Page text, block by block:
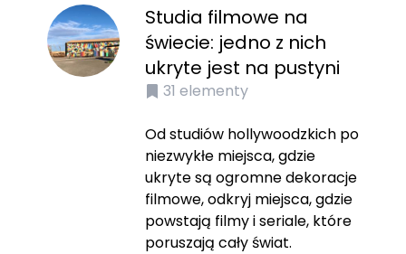
Studia filmowe na
świecie: jedno z nich
ukryte jest na pustyni
31 elementy
Od studiów hollywoodzkich po
niezwykłe miejsca, gdzie
ukryte są ogromne dekoracje
filmowe, odkryj miejsca, gdzie
powstają filmy i seriale, które
poruszają cały świat.